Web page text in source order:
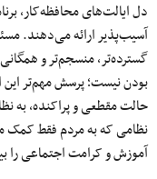
دل ایالت‌های محافظه‌کار،
آسیب‌پذیر ارائه می‌دهند.
گسترده‌تر، منسجم‌تر و
بودن نیست؛ پرسش مهم‌تر
حالت مقطعی و پراکنده، به
نظامی که به مردم فقط کمک
آموزش و کرامت اجتماعی را